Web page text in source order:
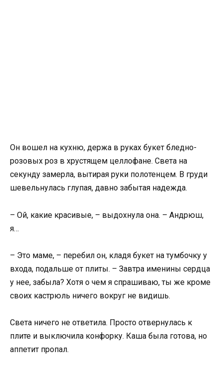
Он вошел на кухню, держа в руках букет бледно-
розовых роз в хрустящем целлофане. Света на
секунду замерла, вытирая руки полотенцем. В груди
шевельнулась глупая, давно забытая надежда.
– Ой, какие красивые, – выдохнула она. – Андрюш,
я…
– Это маме, – перебил он, кладя букет на тумбочку у
входа, подальше от плиты. – Завтра именины сердца
у нее, забыла? Хотя о чем я спрашиваю, ты же кроме
своих кастрюль ничего вокруг не видишь.
Света ничего не ответила. Просто отвернулась к
плите и выключила конфорку. Каша была готова, но
аппетит пропал.